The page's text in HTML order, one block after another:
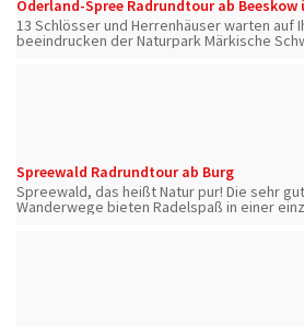
Oderland-Spree Radrundtour ab Beeskow
13 Schlösser und Herrenhäuser warten auf
beeindrucken der Naturpark Märkische
Spreewald Radrundtour ab Burg
Spreewald, das heißt Natur pur! Die sehr
Wanderwege bieten Radelspaß in einer